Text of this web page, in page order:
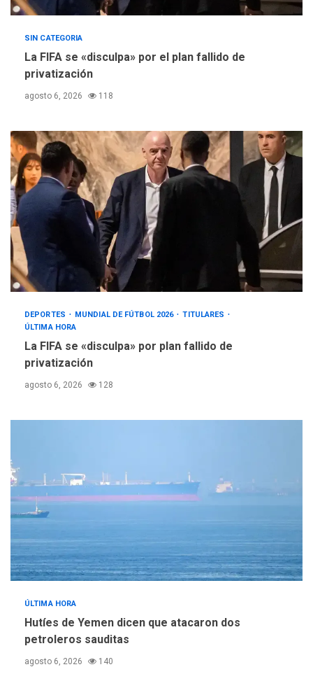
SIN CATEGORIA
La FIFA se «disculpa» por el plan fallido de
privatización
agosto 6, 2026 118
DEPORTES MUNDIAL DE FÚTBOL 2026
TITULARES
ÚLTIMA HORA
La FIFA se «disculpa» por plan fallido de
privatización
agosto 6, 2026 128
ÚLTIMA HORA
Hutíes de Yemen dicen que atacaron dos
petroleros sauditas
agosto 6, 2026 140